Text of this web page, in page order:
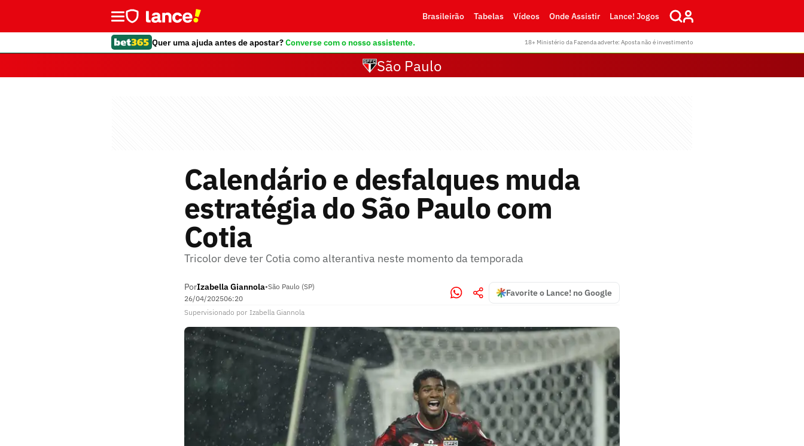
Brasileirão Tabelas Vídeos Onde Assistir Lance! Jogos
Quer uma ajuda antes de apostar?Converse com o nosso assistente. 18+ Ministério da Fazenda adverte: Aposta não é investimento
São Paulo
Calendário e desfalques muda
estratégia do São Paulo com
Cotia
Tricolor deve ter Cotia como alterantiva neste momento da temporada
PorIzabella Giannola•São Paulo (SP)
26/04/202506:20
Favorite o Lance! no Google
Supervisionado por Izabella Giannola